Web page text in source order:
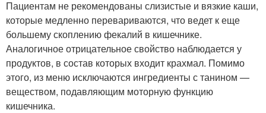
Пациентам не рекомендованы слизистые и вязкие каши,
которые медленно перевариваются, что ведет к еще
большему скоплению фекалий в кишечнике.
Аналогичное отрицательное свойство наблюдается у
продуктов, в состав которых входит крахмал. Помимо
этого, из меню исключаются ингредиенты с танином —
веществом, подавляющим моторную функцию
кишечника.